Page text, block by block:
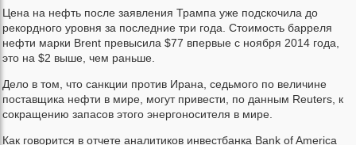
Цена на нефть после заявления Трампа уже подскочила до
рекордного уровня за последние три года. Стоимость барреля
нефти марки Brent превысила $77 впервые с ноября 2014 года,
это на $2 выше, чем раньше.
Дело в том, что санкции против Ирана, седьмого по величине
поставщика нефти в мире, могут привести, по данным Reuters, к
сокращению запасов этого энергоносителя в мире.
Как говорится в отчете аналитиков инвестбанка Bank of America